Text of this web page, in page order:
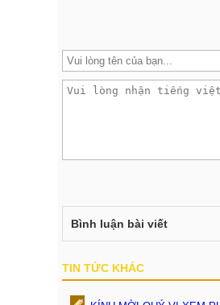
Bình luận bài viết
TIN TỨC KHÁC